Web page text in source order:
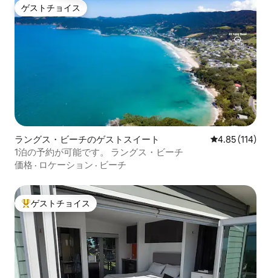
ゲストチョイス
ゲストチョイス
ラングス・ビーチのゲストスイート レビュー114
4.85 (114)
1泊の予約が可能です。 ラングス・ビーチ
価格 · ロケーション · ビーチ
大好評のゲストチョイスです。
ゲストチョイス